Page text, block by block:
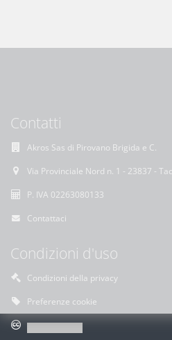
Contatti
Akros Sas di Pirovano Brigida e C.
Via Provinciale Nord n. 1 - 23837 -
P. IVA 02263080133
Contattaci
Condizioni d'uso
Condizioni della privacy
Preferenze cookie